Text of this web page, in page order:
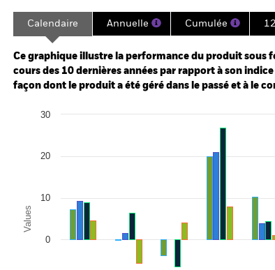
2012-07-01 00:00:00 to 2026-07-31 00:00:00.
-160 to 320.
Calendaire Annuelle Cumulée
Ce graphique illustre la performance du produit sous
cours des 10 dernières années par rapport à son
façon dont le produit a été géré dans le passé et à le
Bar chart with 4 data series.
Values
0
10
20
30